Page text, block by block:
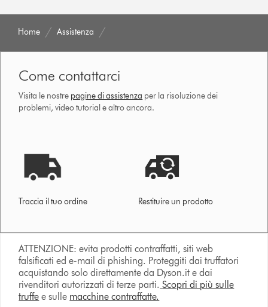
Home Assistenza
Come contattarci
Visita le nostre pagine di assistenza per la risoluzione dei
problemi, video tutorial e altro ancora.
Traccia il tuo ordine Restituire un prodotto
ATTENZIONE: evita prodotti contraffatti, siti web
falsificati ed e-mail di phishing. Proteggiti dai truffatori
acquistando solo direttamente da Dyson.it e dai
rivenditori autorizzati di terze parti. Scopri di più sulle
truffe e sulle macchine contraffatte.